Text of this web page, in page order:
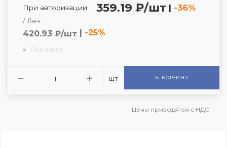
При авторизации: 359.19 ₽/шт | -36%
/ без:
420.93 ₽/шт -25%
Под заказ
шт В КОРЗИНУ
Цены приводятся с НДС